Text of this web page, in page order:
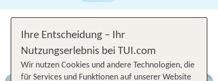
Olbia Pauschalreisen - Unsere
TOP Angebote für 1 Woche Hotel
inkl. Flug
Ihre Entscheidung – Ihr
Nutzungserlebnis bei TUI.com
Wir nutzen Cookies und andere Technologien, die
für Services und Funktionen auf unserer Website